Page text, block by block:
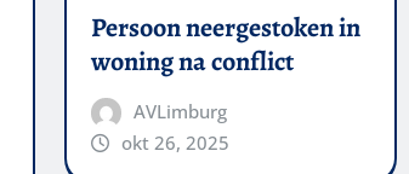
Persoon neergestoken in
woning na conflict
AVLimburg
okt 26, 2025